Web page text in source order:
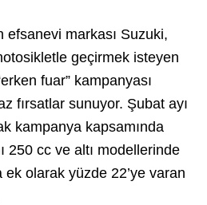
efsanevi markası Suzuki,
geçirmek isteyen
fuar” kampanyası
fırsatlar sunuyor. Şubat ayı
kampanya kapsamında
250 cc ve altı modellerinde
ek olarak yüzde 22’ye varan